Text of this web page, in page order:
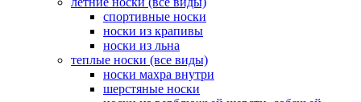
спортивные носки
носки из крапивы
носки из льна
теплые носки (все виды)
носки махра внутри
шерстяные носки